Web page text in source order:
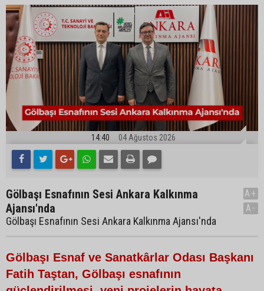
14:40 04 Ağustos 2026
Gölbaşı Esnafının Sesi Ankara Kalkınma
Ajansı'nda
Gölbaşı Esnafının Sesi Ankara Kalkınma Ajansı'nda
A+
A-
Gölbaşı Esnaf ve Sanatkârlar Odası Başkanı
Fatih Taştan, Gölbaşı esnafının